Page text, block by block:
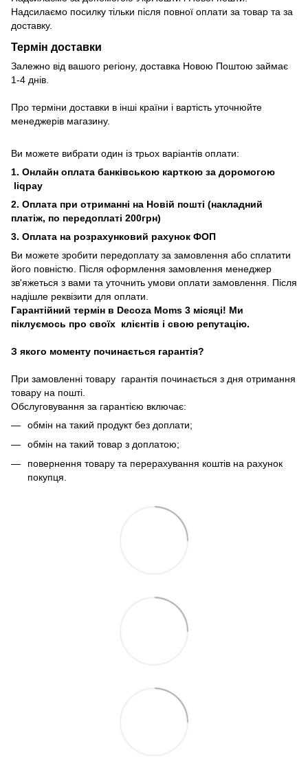
Надсилаємо посилку тільки після повної оплати за товар та за
доставку.
Термін доставки
Залежно від вашого регіону, доставка Новою Поштою займає
1-4 днів.
Про терміни доставки в інші країни і вартість уточнюйте
менеджерів магазину.
Ви можете вибрати один із трьох варіантів оплати:
1. Онлайн оплата банківською карткою за доромогою
liqpay
2. Оплата при отриманні на Новій пошті (накладний
платіж, по передоплаті 200грн)
3. Оплата на розрахунковий рахунок ФОП
Ви можете зробити передоплату за замовлення або сплатити
його повністю. Після оформлення замовлення менеджер
зв'яжеться з вами та уточнить умови оплати замовлення. Після
надішле реквізити для оплати.
Гарантійний термін в Decoza Moms 3 місяці! Ми
піклуємось про своїх клієнтів і свою репутацію.
З якого моменту починається гарантія?
При замовленні товару гарантія починається з дня отримання
товару на пошті.
Обслуговування за гарантією включає:
обмін на такий продукт без доплати;
обмін на такий товар з доплатою;
повернення товару та перерахування коштів на рахунок
покупця.